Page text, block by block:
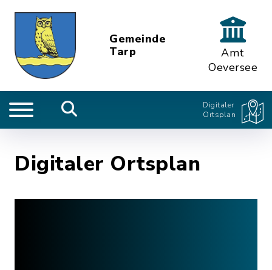
Gemeinde
Tarp
Amt
Oeversee
Digitaler
Ortsplan
Digitaler Ortsplan